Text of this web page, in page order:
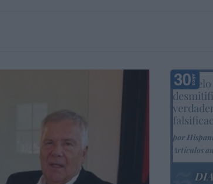
por
Artículos